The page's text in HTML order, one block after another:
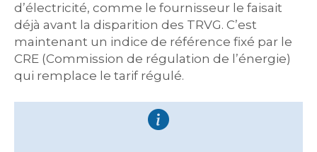
d’électricité, comme le fournisseur le faisait
déjà avant la disparition des TRVG. C’est
maintenant un indice de référence fixé par le
CRE (Commission de régulation de l’énergie)
qui remplace le tarif régulé.